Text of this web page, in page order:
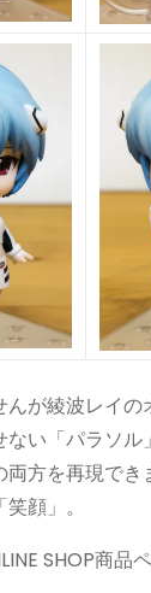
が綾波レイの
ない「パラソ
方を再現でき
顔」。
SHOP商品